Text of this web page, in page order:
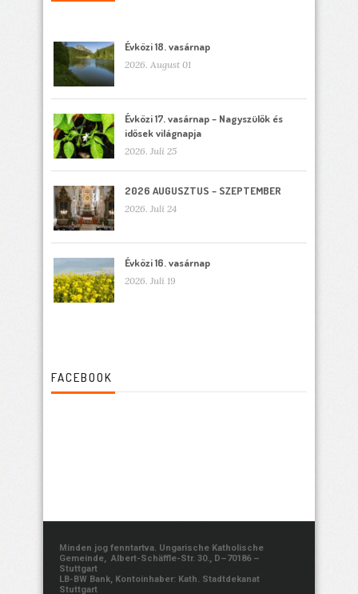
Évközi 18. vasárnap
2026. August 01
Évközi 17. vasárnap – Nagyszülők és
idősek világnapja
2026. Juli 25
2026 AUGUSZTUS – SZEPTEMBER
2026. Juli 24
Évközi 16. vasárnap
2026. Juli 19
FACEBOOK
Minden jog fenntartva. Ungarische Katholische
Gemeinde, Albert-Schäffle-Str. 30., D–70186 –
Stuttgart
LB-BW Bank, Kontoinhaber: Kath. Stadtdekanat
Stuttgart